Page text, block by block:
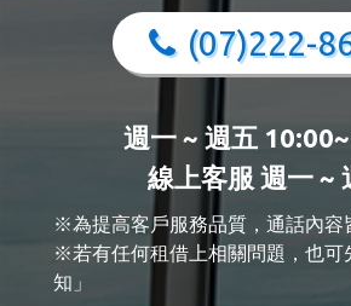
(07)222-
週一 ~ 週五
線上客服 週一 ~
※為提高客戶服務品質，通話內容
※若有任何租借上相關問題，也可
知」